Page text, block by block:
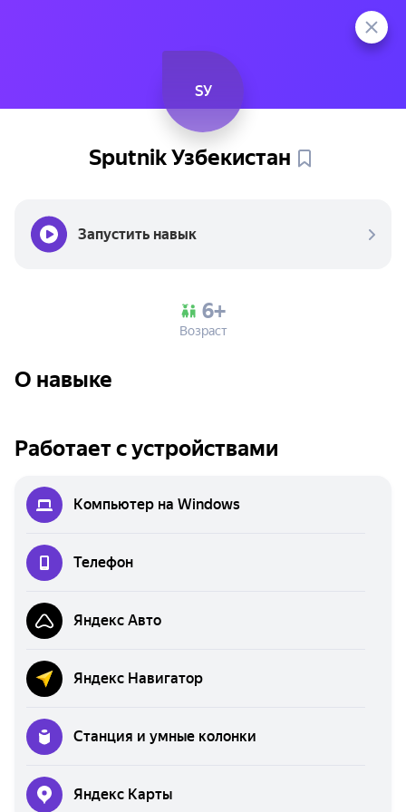
SУ
SputnikУзбекистан
Запустить навык
6+
Возраст
О навыке
Работает с устройствами
Компьютер на Windows
Телефон
Яндекс Авто
Яндекс Навигатор
Станция и умные колонки
Яндекс Карты